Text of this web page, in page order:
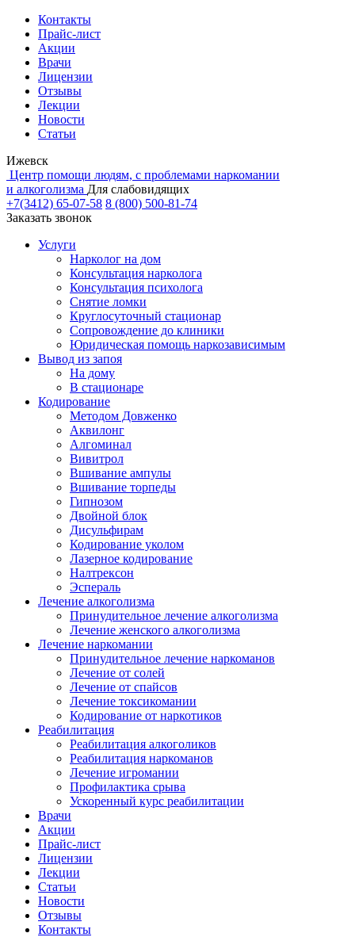
Контакты
Прайс-лист
Акции
Врачи
Лицензии
Отзывы
Лекции
Новости
Статьи
Ижевск
Центр помощи людям, с проблемами наркомании
и алкоголизма Для слабовидящих
+7(3412) 65-07-58 8 (800) 500-81-74
Заказать звонок
Услуги
Нарколог на дом
Консультация нарколога
Консультация психолога
Снятие ломки
Круглосуточный стационар
Сопровождение до клиники
Юридическая помощь наркозависимым
Вывод из запоя
На дому
В стационаре
Кодирование
Методом Довженко
Аквилонг
Алгоминал
Вивитрол
Вшивание ампулы
Вшивание торпеды
Гипнозом
Двойной блок
Дисульфирам
Кодирование уколом
Лазерное кодирование
Налтрексон
Эспераль
Лечение алкоголизма
Принудительное лечение алкоголизма
Лечение женского алкоголизма
Лечение наркомании
Принудительное лечение наркоманов
Лечение от солей
Лечение от спайсов
Лечение токсикомании
Кодирование от наркотиков
Реабилитация
Реабилитация алкоголиков
Реабилитация наркоманов
Лечение игромании
Профилактика срыва
Ускоренный курс реабилитации
Врачи
Акции
Прайс-лист
Лицензии
Лекции
Статьи
Новости
Отзывы
Контакты